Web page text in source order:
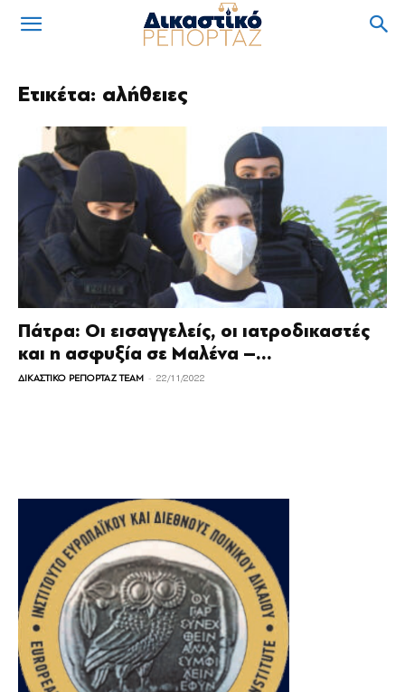
Ετικέτα: αλήθειες
Πάτρα: Οι εισαγγελείς, οι ιατροδικαστές
και η ασφυξία σε Μαλένα –...
ΔΙΚΑΣΤΙΚΟ ΡΕΠΟΡΤΑΖ TEAM - 22/11/2022